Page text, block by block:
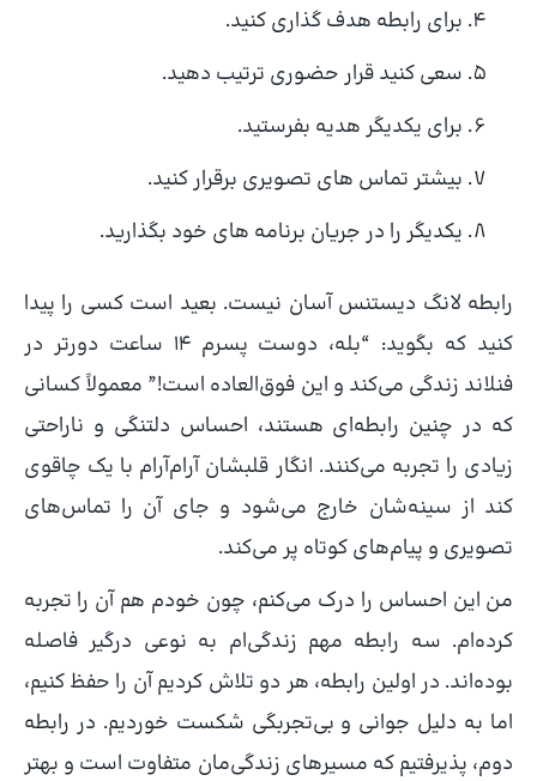
برای رابطه هدف گذاری کنید.
سعی کنید قرار حضوری ترتیب دهید.
برای یکدیگر هدیه بفرستید.
بیشتر تماس های تصویری برقرار کنید.
یکدیگر را در جریان برنامه های خود بگذارید.
رابطه لانگ دیستنس آسان نیست. بعید است کسی را پیدا
کنید که بگوید: “بله، دوست پسرم ۱۴ ساعت دورتر در
فنلاند زندگی می‌کند و این فوق‌العاده است!” معمولاً کسانی
که در چنین رابطه‌ای هستند، احساس دلتنگی و ناراحتی
زیادی را تجربه می‌کنند. انگار قلبشان آرام‌آرام با یک چاقوی
کند از سینه‌شان خارج می‌شود و جای آن را تماس‌های
تصویری و پیام‌های کوتاه پر می‌کند.
من این احساس را درک می‌کنم، چون خودم هم آن را تجربه
کرده‌ام. سه رابطه مهم زندگی‌ام به نوعی درگیر فاصله
بوده‌اند. در اولین رابطه، هر دو تلاش کردیم آن را حفظ کنیم،
اما به دلیل جوانی و بی‌تجربگی شکست خوردیم. در رابطه
دوم، پذیرفتیم که مسیرهای زندگی‌مان متفاوت است و بهتر